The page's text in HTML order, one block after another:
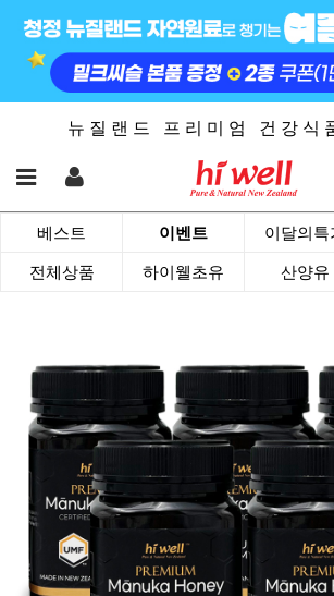
뉴 질 랜 드 프 리 미 엄 건 강 식
베스트 이벤트 이달의특
전체상품 하이웰초유 산양유